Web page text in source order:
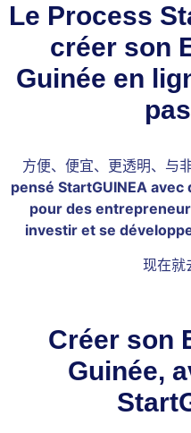
Le Process
créer son
Guinée en
方便、便宜、更透明、与
pensé StartGUINEA
pour des
investir et se
现在就
Créer son
Guinée,